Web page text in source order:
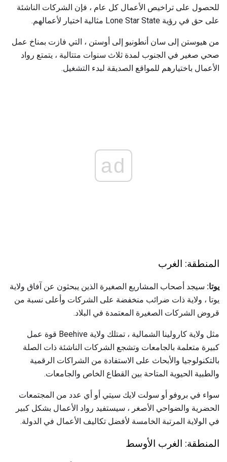
للحصول على تراخيص الأعمال كل عام ، فإن الشركات الناشئة
على حق في رؤية Lone Star State مثالية اختيار لأعمالهم.
من هيوستن إلى سان أنطونيو إلى أوستن ، التي فازت بمناخ عمل
صحي صغير في الجنوب لمدة ثلاث سنوات متتالية ، يتمتع رواد
الأعمال باختيارهم للمواقع الصديقة لبدء التشغيل.
ad
المنطقة: الغرب
يوتا: سيجد أصحاب المشاريع الصغيرة الذين يبحثون عن آفاق ولاية
يوتا ، ولاية ذات ضرائب منخفضة على الشركات وأعلى نسبة من
قروض الشركات الصغيرة المعتمدة في البلاد.
مثل ولاية كارولينا الشمالية ، تمتلك ولاية Beehive قوة عمل
كبيرة متعلمة بالجامعات وتشجع الشركات الناشئة ذات الصلة
بالتكنولوجيا والأبحاث على الاستفادة من الشراكات الرقمية
والطبية الحيوية المتاحة بين القطاع الخاص والجامعات.
سواء في بروفو أو سولت لايك سيتي أو أي عدد من المجتمعات
الحضرية والضواحي الأصغر ، سيستفيد رواد الأعمال بشكل كبير
في الولاية المرتبة الخامسة لأفضل تكاليف الأعمال في الدولة.
المنطقة: الغرب الأوسط